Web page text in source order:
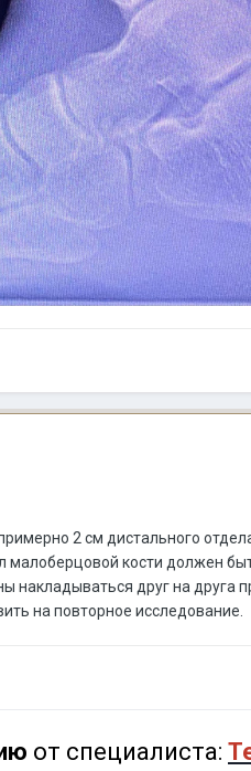
2 см дистального
кости должен
друг на друга
на повторное исследование.
от специалиста: